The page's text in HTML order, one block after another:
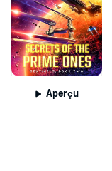
Aperçu